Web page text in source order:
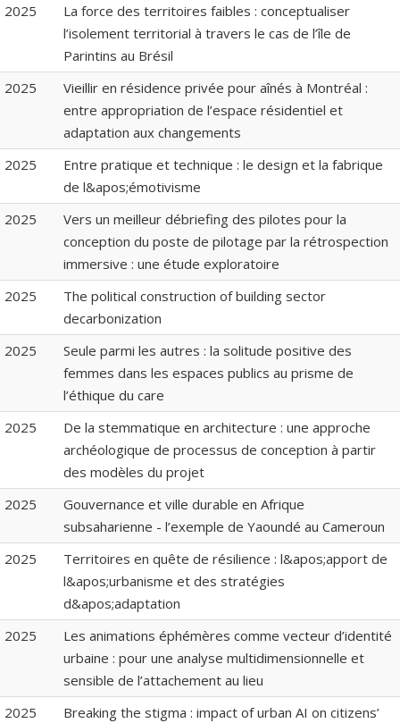
2025
La force des territoires faibles : conceptualiser
l’isolement territorial à travers le cas de l’île de
Parintins au Brésil
2025
Vieillir en résidence privée pour aînés à Montréal :
entre appropriation de l’espace résidentiel et
adaptation aux changements
2025
Entre pratique et technique : le design et la fabrique
de l&apos;émotivisme
2025
Vers un meilleur débriefing des pilotes pour la
conception du poste de pilotage par la rétrospection
immersive : une étude exploratoire
2025
The political construction of building sector
decarbonization
2025
Seule parmi les autres : la solitude positive des
femmes dans les espaces publics au prisme de
l’éthique du care
2025
De la stemmatique en architecture : une approche
archéologique de processus de conception à partir
des modèles du projet
2025
Gouvernance et ville durable en Afrique
subsaharienne - l’exemple de Yaoundé au Cameroun
2025
Territoires en quête de résilience : l&apos;apport de
l&apos;urbanisme et des stratégies
d&apos;adaptation
2025
Les animations éphémères comme vecteur d’identité
urbaine : pour une analyse multidimensionnelle et
sensible de l’attachement au lieu
2025
Breaking the stigma : impact of urban AI on citizens’